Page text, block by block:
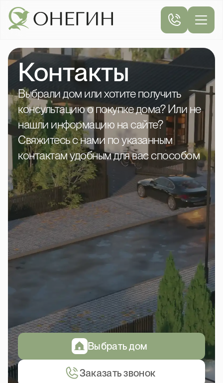
Контакты
Выбрали дом или хотите получить
консультацию о покупке дома? Или не
нашли информацию на сайте?
Свяжитесь с нами по указанным
контактам удобным для вас способом
Выбрать дом
Заказать звонок